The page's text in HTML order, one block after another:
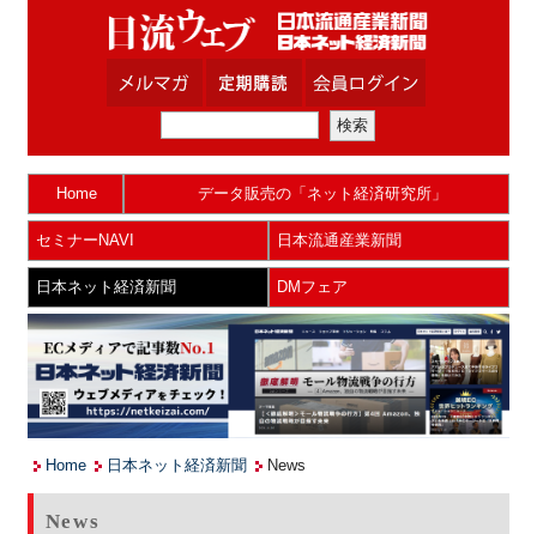
Home データ販売の「ネット経済研究所」
セミナーNAVI 日本流通産業新聞
日本ネット経済新聞 DMフェア
Home 日本ネット経済新聞 News
News